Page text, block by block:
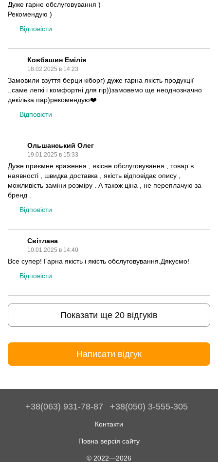
Дуже гарне обслуговування )
Рекомендую )
Відповісти
Ковбашин Емілія
18.02.2025 в 14:23
Замовили взуття берци кіборг) дуже гарна якість продукції
..саме легкі і комфортні для гір))замовемо ще неоднозначно
декілька пар)рекомендую❤️
Відповісти
Ольшанський Олег
19.01.2025 в 15:33
Дуже приємне враження , якісне обслуговування , товар в
наявності , швидка доставка , якість відповідає опису ,
можливість заміни розміру . А також ціна , не переплачую за
бренд .
Відповісти
Світлана
10.01.2025 в 14:40
Все супер! Гарна якість і якість обслуговування.Дякуємо!
Відповісти
Показати ще 20 відгуків
Написати відгук
+38(063) 931-78-87 +38(050) 3-555-305
Контакти
Повна версія сайту
© 2022—2026